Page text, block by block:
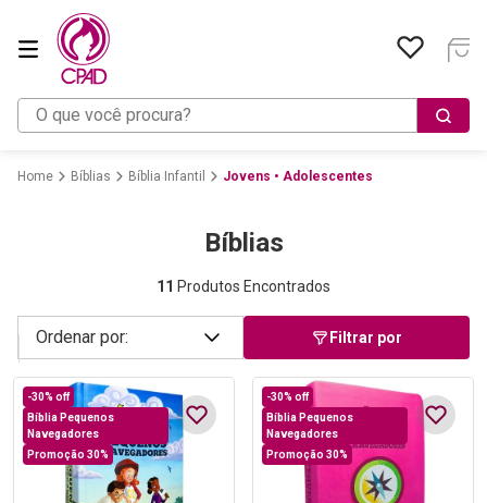
O que você procura?
Bíblias Bíblia Infantil Jovens • Adolescentes
Bíblias
11 Produtos Encontrados
Filtrar por
-30% off
Bíblia Pequenos
Navegadores
Promoção 30%
-30% off
Bíblia Pequenos
Navegadores
Promoção 30%